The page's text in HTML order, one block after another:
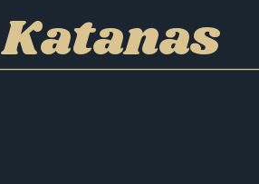
Katanas